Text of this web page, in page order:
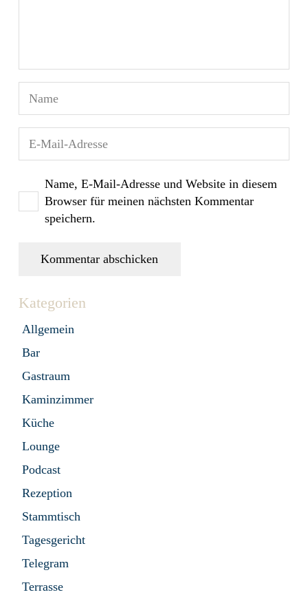
Name, E-Mail-Adresse und Website in diesem
Browser für meinen nächsten Kommentar
speichern.
Kommentar abschicken
Kategorien
Allgemein
Bar
Gastraum
Kaminzimmer
Küche
Lounge
Podcast
Rezeption
Stammtisch
Tagesgericht
Telegram
Terrasse